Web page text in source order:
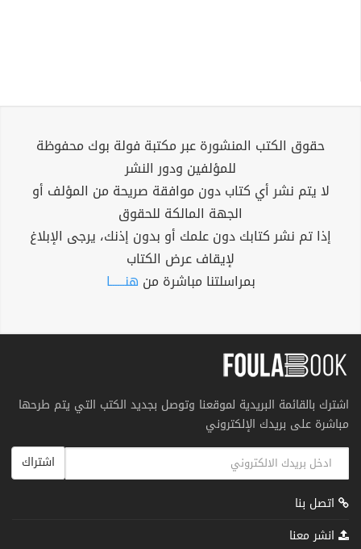
حقوق الكتب المنشورة عبر مكتبة فولة بوك محفوظة
للمؤلفين ودور النشر
لا يتم نشر أي كتاب دون موافقة صريحة من المؤلف أو
الجهة المالكة للحقوق
إذا تم نشر كتابك دون علمك أو بدون إذنك، يرجى الإبلاغ
لإيقاف عرض الكتاب
بمراسلتنا مباشرة من هنــــــا
اشترك بالقائمة البريدية لموقعنا وتوصل بجديد الكتب التي يتم طرحها
مباشرة على بريدك الإلكتروني
اشتراك
اتصل بنا
انشر معنا